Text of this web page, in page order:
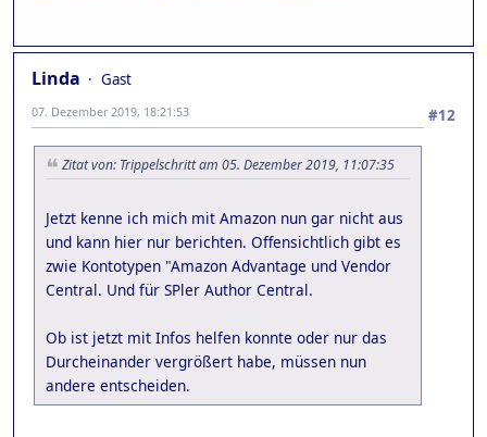
Linda
Gast
#12
07. Dezember 2019, 18:21:53
Zitat von: Trippelschritt am 05. Dezember 2019, 11:07:35
Jetzt kenne ich mich mit Amazon nun gar nicht aus
und kann hier nur berichten. Offensichtlich gibt es
zwie Kontotypen "Amazon Advantage und Vendor
Central. Und für SPler Author Central.
Ob ist jetzt mit Infos helfen konnte oder nur das
Durcheinander vergrößert habe, müssen nun
andere entscheiden.